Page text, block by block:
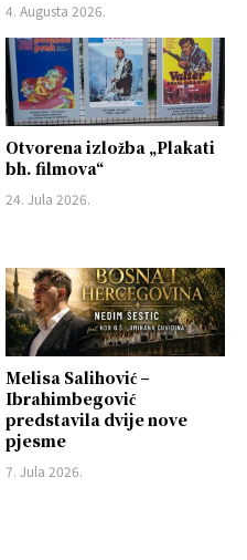
4. Augusta 2026.
Otvorena izložba „Plakati
bh. filmova“
24. Jula 2026.
Melisa Salihović –
Ibrahimbegović
predstavila dvije nove
pjesme
7. Jula 2026.